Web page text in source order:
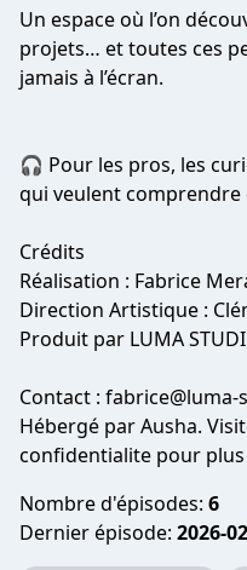
Un espace où l’on
projets… et toutes ces
jamais à l’écran.
🎧 Pour les pros, les
qui veulent comprendre
Crédits
Réalisation : Fabrice
Direction Artistique :
Produit par LUMA
Contact :
Hébergé par Ausha.
confidentialite pour
Nombre d'épisodes: 6
Dernier épisode: 2026-